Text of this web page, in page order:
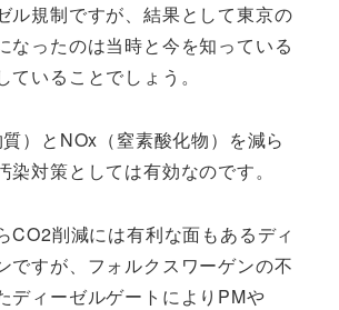
ル規制ですが、結果として東京の
なったのは当時と今を知っている
ていることでしょう。
）とNOx（窒素酸化物）を減ら
染対策としては有効なのです。
CO2削減には有利な面もあるディ
ですが、フォルクスワーゲンの不
ディーゼルゲートによりPMや